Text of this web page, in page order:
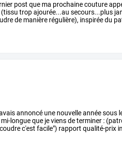
post que ma prochainecouture
(tissu tropajourée...au secours...plus
de manière régulière), inspiréedu
annoncé une nouvelleannéesous
mi-longueque jeviensdeterminer :
c'est facile") rapport qualité-prix